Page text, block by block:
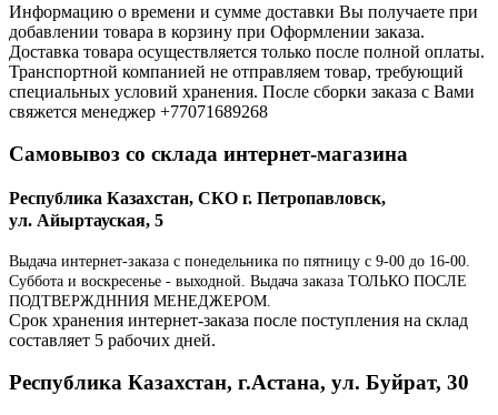
Информацию о времени и сумме доставки Вы получаете при
добавлении товара в корзину при Оформлении заказа.
Доставка товара осуществляется только после полной оплаты.
Транспортной компанией не отправляем товар, требующий
специальных условий хранения. После сборки заказа с Вами
свяжется менеджер +77071689268
Самовывоз со склада интернет-магазина
Республика Казахстан, СКО г. Петропавловск,
ул. Айыртауская, 5
Выдача интернет-заказа с понедельника по пятницу с 9-00 до 16-00.
Суббота и воскресенье - выходной. Выдача заказа ТОЛЬКО ПОСЛЕ
ПОДТВЕРЖДННИЯ МЕНЕДЖЕРОМ.
Срок хранения интернет-заказа после поступления на склад
составляет 5 рабочих дней.
Республика Казахстан, г.Астана, ул. Буйрат, 30